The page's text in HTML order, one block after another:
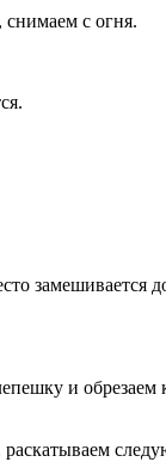
снимаем с огня.
замешивается
и обрезаем